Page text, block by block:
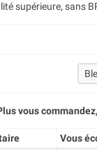
supérieure, sans
vous
Vous